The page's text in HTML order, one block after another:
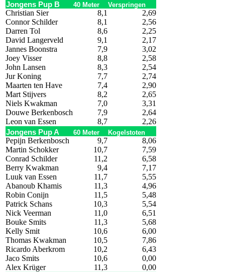
Jongens Pup B 40 Meter Verspringen
Christian Sier 8,1
2,69
Connor Schilder
8,1
2,56
Darren Tol
8,6
2,25
David Langerveld
9,1
2,17
Jannes Boonstra
7,9
3,02
Joey Visser
8,8
2,58
John Lansen
8,3
2,54
Jur Koning
7,7
2,74
Maarten ten Have
7,4
2,90
Mart Stijvers
8,2
2,65
Niels Kwakman
7,0
3,31
Douwe Berkenbosch
7,9
2,64
Leon van Essen
8,7 2,26
Jongens Pup A 60 Meter Kogelstoten
Pepijn Berkenbosch 9,7
8,06
Martin Schokker
10,7
7,59
Conrad Schilder
11,2
6,58
Berry Kwakman
9,4
7,17
Luuk van Essen
11,7
5,55
Abanoub Khamis
11,3
4,96
Robin Conijn
11,5
5,48
Patrick Schans
10,3
5,54
Nick Veerman
11,0
6,51
Bouke Smits
11,3
5,68
Kelly Smit
10,6
6,00
Thomas Kwakman
10,5
7,86
Ricardo Aberkrom
10,2
6,43
Jaco Smits
10,6
0,00
Alex Krüger
11,3 0,00